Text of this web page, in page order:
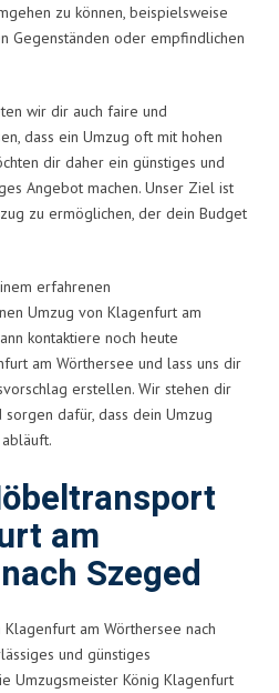
zu können, beispielsweise
Gegenständen oder empfindlichen
wir dir auch faire und
dass ein Umzug oft mit hohen
dir daher ein günstiges und
Angebot machen. Unser Ziel ist
zu ermöglichen, der dein Budget
erfahrenen
Umzug von Klagenfurt am
kontaktiere noch heute
am Wörthersee und lass uns dir
erstellen. Wir stehen dir
dafür, dass dein Umzug
am
Szeged
am Wörthersee nach
und günstiges
Umzugsmeister König Klagenfurt